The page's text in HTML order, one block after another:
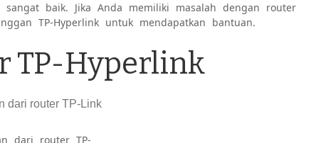
sangat baik. Jika Anda memiliki masalah dengan router
TP-Hyperlink untuk mendapatkan bantuan.
TP-Hyperlink
dari router TP-